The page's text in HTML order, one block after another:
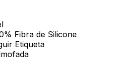
Fibra de Silicone
Etiqueta